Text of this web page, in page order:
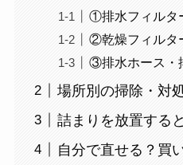
①排水フィルタ
②乾燥フィルタ
③排水ホース・
場所別の掃除・対
詰まりを放置する
自分で直せる？買